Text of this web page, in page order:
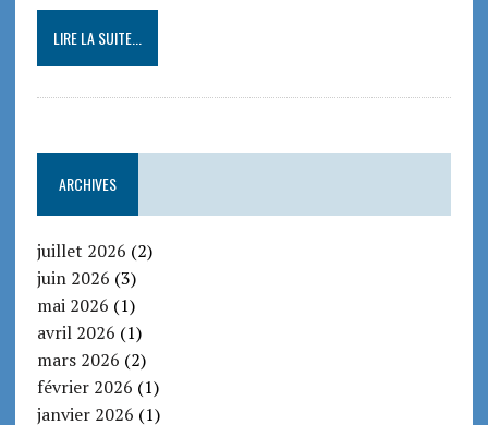
LIRE LA SUITE...
ARCHIVES
juillet 2026 (2)
juin 2026 (3)
mai 2026 (1)
avril 2026 (1)
mars 2026 (2)
février 2026 (1)
janvier 2026 (1)